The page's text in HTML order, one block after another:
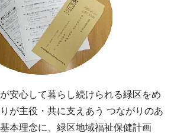
安心して暮らし続けられる緑区をめ
が主役・共に支えあう つながりのあ
本理念に、緑区地域福祉保健計画